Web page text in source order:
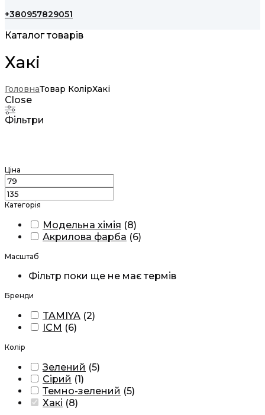
+380957829051
Каталог товарів
Хакі
ГоловнаТовар КолірХакі
Close
Фільтри
Ціна
Категорія
Модельна хімія (8)
Акрилова фарба (6)
Масштаб
Фільтр поки ще не має термів
Бренди
TAMIYA (2)
ICM (6)
Колір
Зелений (5)
Сірий (1)
Темно-зелений (5)
Хакі (8)